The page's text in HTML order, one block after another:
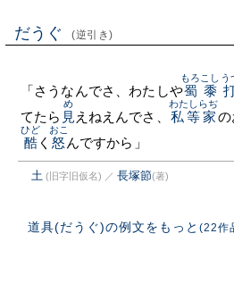
だうぐ (逆引き)
「さうなんでさ、わたしや蜀黍
もろこし う
てたら 見
め
えねえんでさ、 私等家
わたしらぢ
の
酷
ひど
く 怒
おこ
んですから」
土 (旧字旧仮名) ／ 長塚節(著)
道具(だうぐ)の例文をもっと (22作